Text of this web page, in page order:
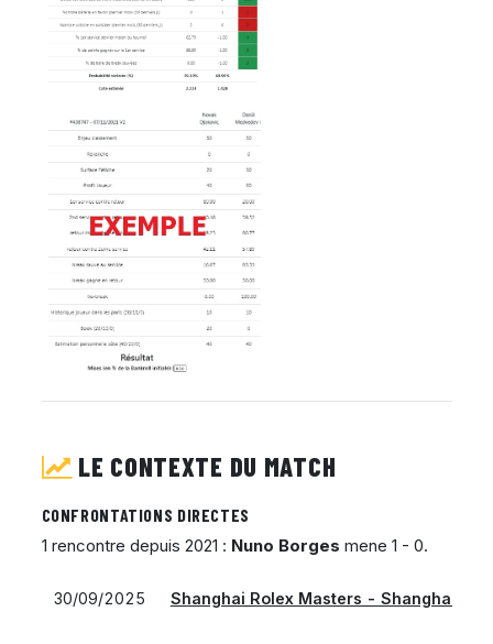
LE CONTEXTE DU MATCH
CONFRONTATIONS DIRECTES
1 rencontre depuis 2021 : Nuno Borges mene 1 - 0.
30/09/2025 Shanghai Rolex Masters - Shanghai